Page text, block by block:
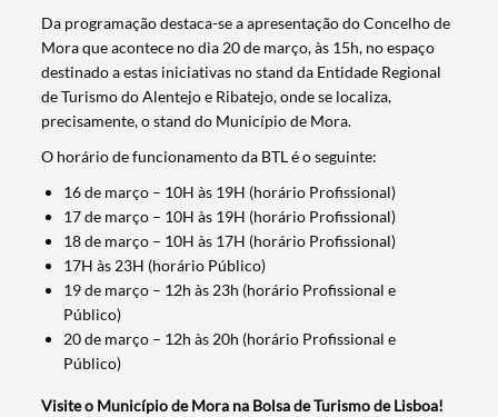
Termo de Pesquisa
Categorias gerais
Da programação destaca-se a apresentação do Concelho de
Mora que acontece no dia 20 de março, às 15h, no espaço
destinado a estas iniciativas no stand da Entidade Regional
de Turismo do Alentejo e Ribatejo, onde se localiza,
precisamente, o stand do Município de Mora.
O horário de funcionamento da BTL é o seguinte:
16 de março – 10H às 19H (horário Profissional)
17 de março – 10H às 19H (horário Profissional)
18 de março – 10H às 17H (horário Profissional)
17H às 23H (horário Público)
19 de março – 12h às 23h (horário Profissional e
Público)
20 de março – 12h às 20h (horário Profissional e
Público)
Visite o Município de Mora na Bolsa de Turismo de Lisboa!